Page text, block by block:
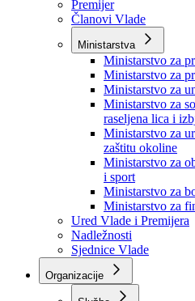
Vlada
Vlada BPK Goražde
Premijer
Članovi Vlade
Ministarstva
Ministarstvo za
Ministarstvo za
Ministarstvo za
Ministarstvo za
raseljena lica i
Ministarstvo za
zaštitu okoline
Ministarstvo za
i sport
Ministarstvo za
Ministarstvo za
Ured Vlade i Premijera
Nadležnosti
Sjednice Vlade